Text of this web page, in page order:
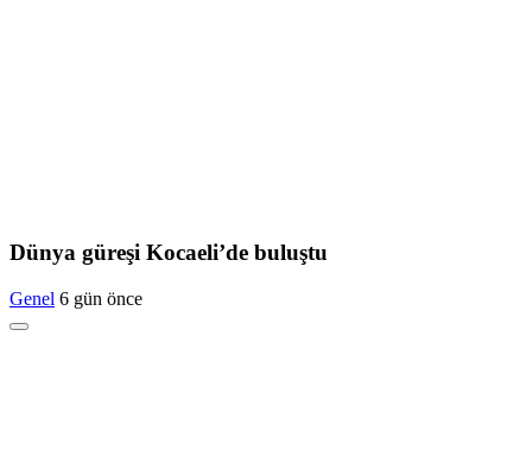
Dünya güreşi Kocaeli’de buluştu
Genel 6 gün önce